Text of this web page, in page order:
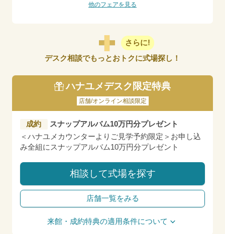
他のフェアを見る
さらに!
デスク相談でもっとおトクに式場探し！
ハナユメデスク限定特典
店舗/オンライン相談限定
成約
スナップアルバム10万円分プレゼント
＜ハナユメカウンターよりご見学予約限定＞お申し込
み全組にスナップアルバム10万円分プレゼント
相談して式場を探す
店舗一覧をみる
来館・成約特典の適用条件について